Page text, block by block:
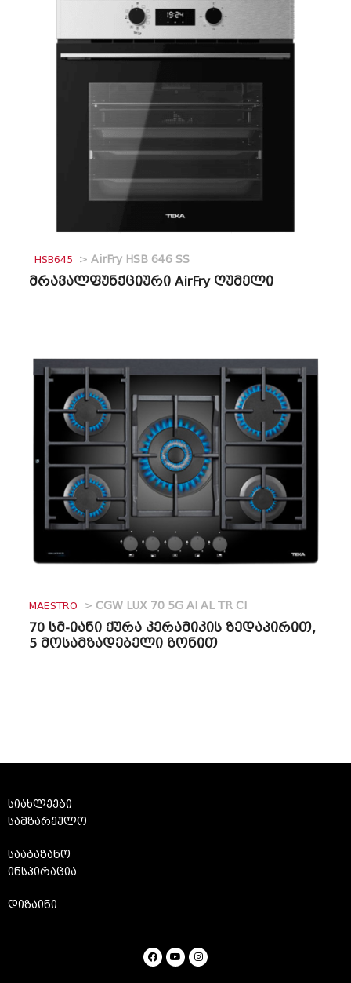
_HSB645 > AirFry HSB 646 SS
მრავალფუნქციური AirFry ღუმელი
MAESTRO > CGW LUX 70 5G AI AL TR CI
70 სმ-იანი ქურა კერამიკის ზედაპირით,
5 მოსამზადებელი ზონით
სიახლეები
სამზარეულო
სააბაზანო
ინსპირაცია
დიზაინი